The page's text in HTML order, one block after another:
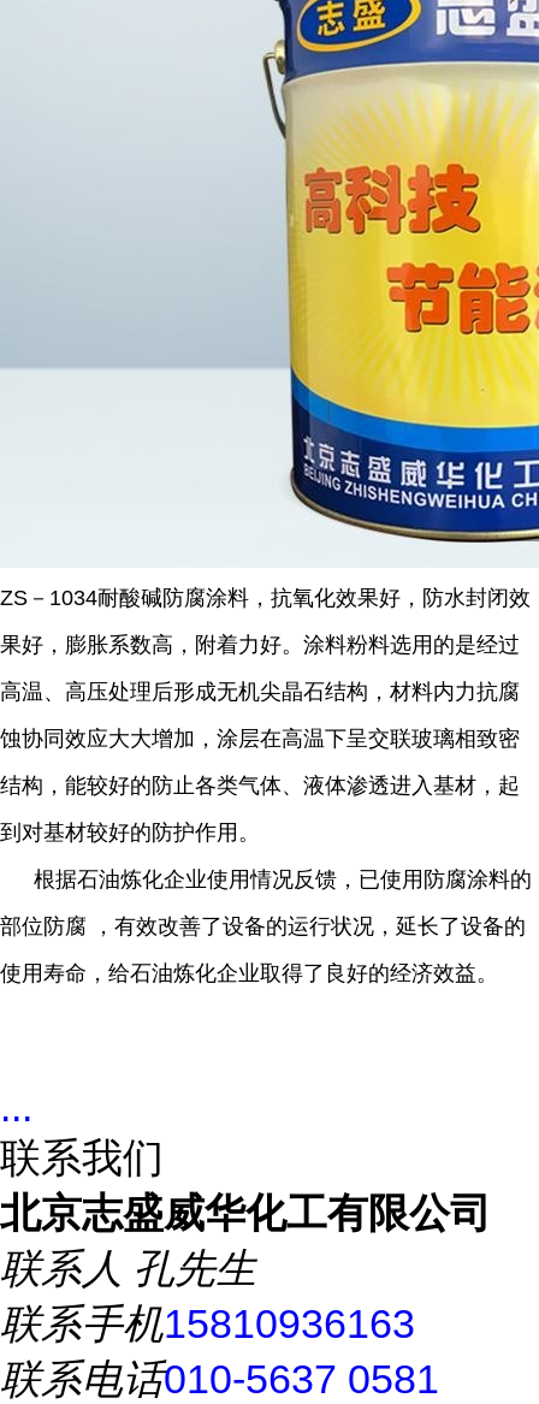
ZS－1034耐酸碱防腐涂料，抗氧化效果好，防水封闭效
果好，膨胀系数高，附着力好。涂料粉料选用的是经过
高温、高压处理后形成无机尖晶石结构，材料内力抗腐
蚀协同效应大大增加，涂层在高温下呈交联玻璃相致密
结构，能较好的防止各类气体、液体渗透进入基材，起
到对基材较好的防护作用。
根据石油炼化企业使用情况反馈，已使用防腐涂料的
部位防腐 ，有效改善了设备的运行状况，延长了设备的
使用寿命，给石油炼化企业取得了良好的经济效益。
...
联系我们
北京志盛威华化工有限公司
联系人 孔先生
联系手机15810936163
联系电话010-5637 0581